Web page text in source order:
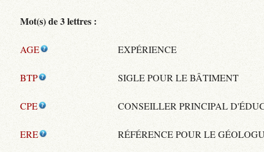
Mot(s) de 3 lettres :
AGE EXPÉRIENCE
BTP SIGLE POUR LE BÂTIMENT
CPE CONSEILLER PRINCIPAL
ERE RÉFÉRENCE POUR LE